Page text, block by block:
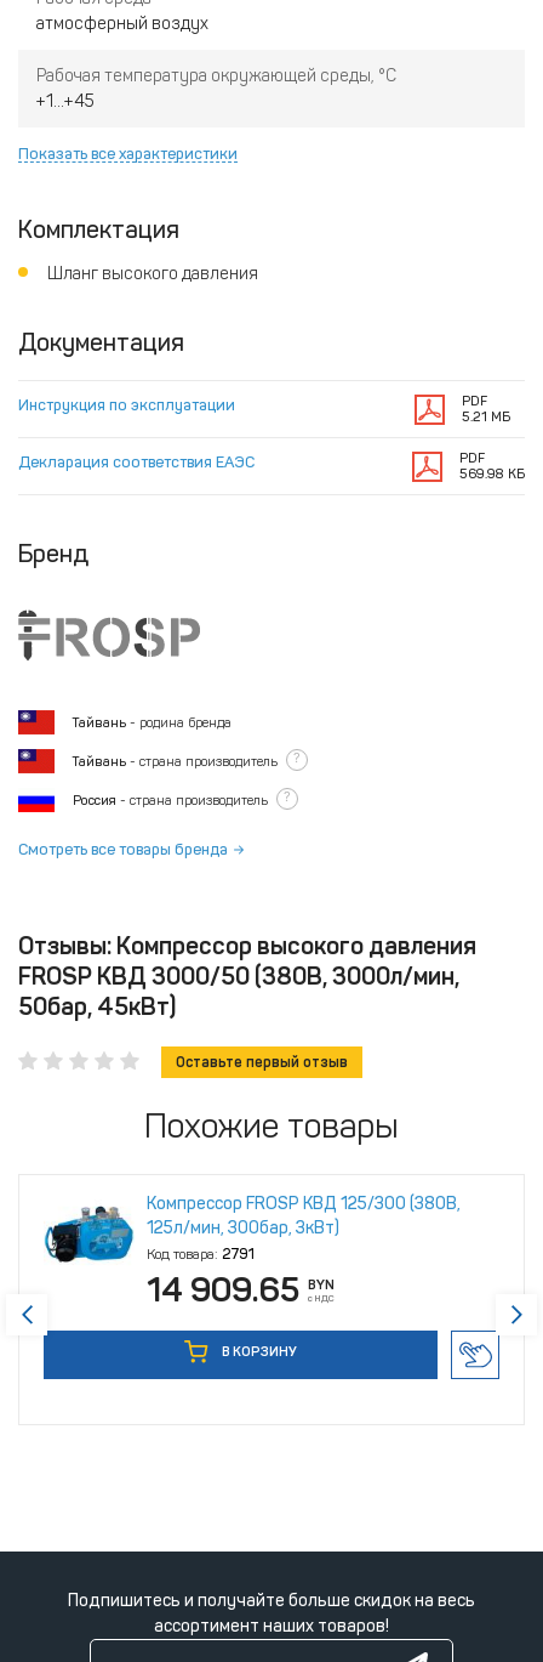
атмосферный воздух
Рабочая температура окружающей среды, °C
+1...+45
Показать все характеристики
Комплектация
Шланг высокого давления
Документация
Инструкция по эксплуатации
PDF
5.21 МБ
Декларация соответствия ЕАЭС
PDF
569.98 КБ
Бренд
Тайвань - родина бренда
Тайвань - страна производитель ?
Россия - страна производитель ?
Смотреть все товары бренда
Отзывы: Компрессор высокого давления
FROSP КВД 3000/50 (380В, 3000л/мин,
50бар, 45кВт)
Оставьте первый отзыв
Похожие товары
Компрессор FROSP КВД 125/300 (380В,
125л/мин, 300бар, 3кВт)
Код товара: 2791
14 909.65 BYN
с НДС
В КОРЗИНУ
Подпишитесь и получайте больше скидок на весь
ассортимент наших товаров!